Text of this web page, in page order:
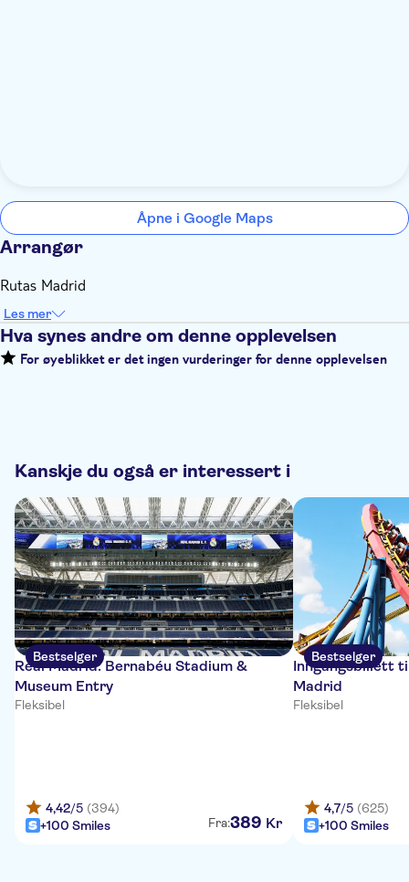
Åpne i Google Maps
Arrangør
Rutas Madrid
Les mer
Hva synes andre om denne opplevelsen
For øyeblikket er det ingen vurderinger for denne opplevelsen
Kanskje du også er interessert i
Bestselger
Real Madrid: Bernabéu Stadium &
Museum Entry
Fleksibel
4,42/5 (394)
+100 Smiles
Fra:389 Kr
Bestselger
Inngangsbillett
Madrid
Fleksibel
4,7/5 (625)
+100 Smiles